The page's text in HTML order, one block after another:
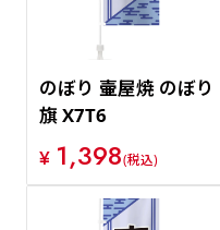
のぼり 壷屋焼 のぼり
旗 X7T6
¥ 1,398(税込)